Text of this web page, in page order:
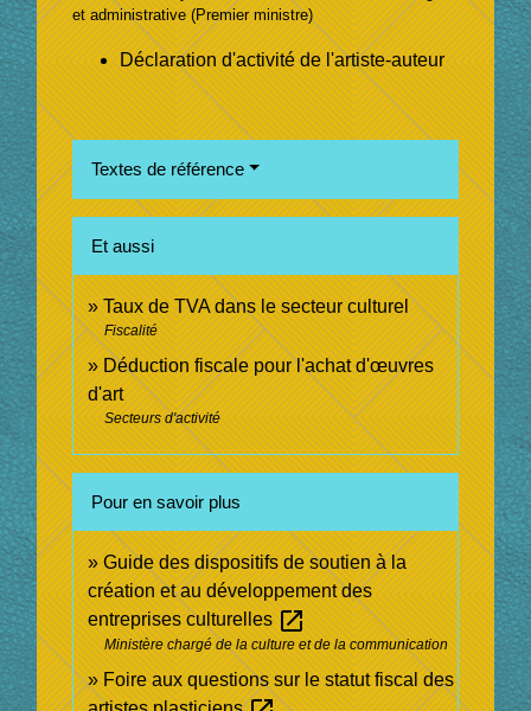
et administrative (Premier ministre)
Déclaration d'activité de l'artiste-auteur
Textes de référence
Et aussi
Taux de TVA dans le secteur culturel
Fiscalité
Déduction fiscale pour l'achat d'œuvres
d'art
Secteurs d'activité
Pour en savoir plus
Guide des dispositifs de soutien à la
création et au développement des
entreprises culturellesopen_in_new
Ministère chargé de la culture et de la communication
Foire aux questions sur le statut fiscal des